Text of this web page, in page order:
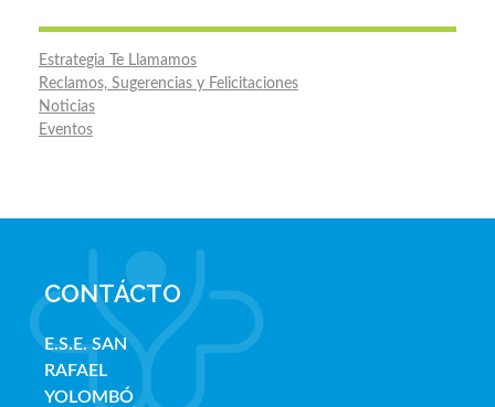
Estrategia Te Llamamos
Reclamos, Sugerencias y Felicitaciones
Noticias
Eventos
CONTÁCTO
E.S.E. SAN
RAFAEL
YOLOMBÓ